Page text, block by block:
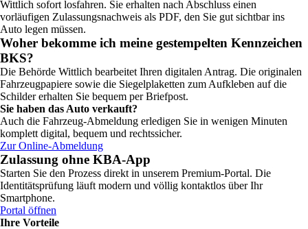
Wittlich sofort losfahren. Sie erhalten nach Abschluss einen
vorläufigen Zulassungsnachweis als PDF, den Sie gut sichtbar ins
Auto legen müssen.
Woher bekomme ich meine gestempelten Kennzeichen
BKS?
Die Behörde Wittlich bearbeitet Ihren digitalen Antrag. Die originalen
Fahrzeugpapiere sowie die Siegelplaketten zum Aufkleben auf die
Schilder erhalten Sie bequem per Briefpost.
Sie haben das Auto verkauft?
Auch die Fahrzeug-Abmeldung erledigen Sie in wenigen Minuten
komplett digital, bequem und rechtssicher.
Zur Online-Abmeldung
Zulassung ohne KBA-App
Starten Sie den Prozess direkt in unserem Premium-Portal. Die
Identitätsprüfung läuft modern und völlig kontaktlos über Ihr
Smartphone.
Portal öffnen
Ihre Vorteile